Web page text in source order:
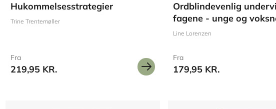
Hukommelsesstrategier
Trine Trentemøller
Fra
219,95 KR.
Ordblindevenlig
fagene - unge og
Line Lorenzen
Fra
179,95 KR.